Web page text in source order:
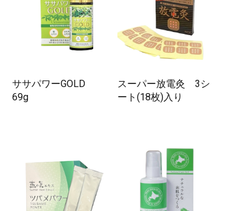
ササパワーGOLD
69g
スーパー放電灸 3シ
ート(18枚)入り